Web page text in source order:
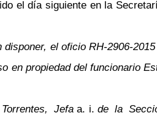
el día siguiente en la
el oficio RH-2906-
propiedad del funcionario
Torrentes, Jefaa. i. de la